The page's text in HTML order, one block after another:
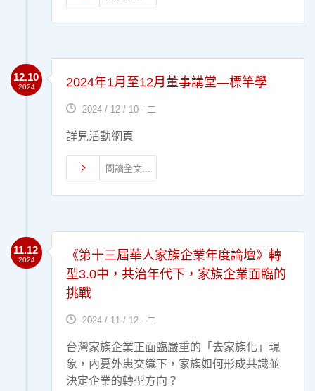
12.10
2024 2024年1月至12月董事講堂―標竿學
2024 / 12 / 10 - 二
詳見活動網頁
閱讀全文...
11.12
2024
《第十三屆華人家族企業年度論壇》轉
型3.0中，共治年代下，家族企業面臨的
挑戰
2024 / 11 / 12 - 二
台灣家族企業正面臨嚴重的「去家族化」現
象，內憂外患交織下，家族如何形成共識並
決定企業的轉型方向？